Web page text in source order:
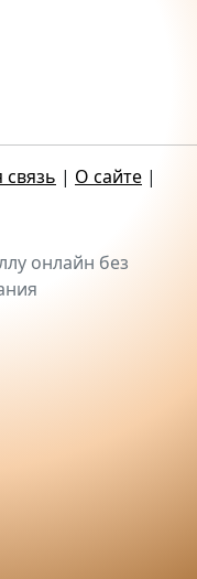
| О сайте |
онлайн без